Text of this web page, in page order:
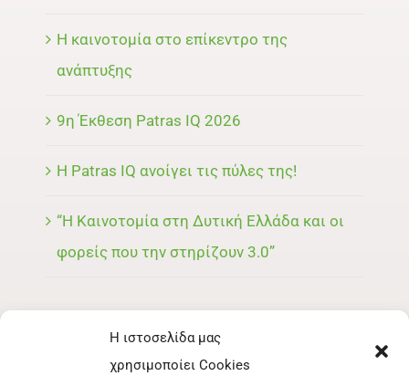
Η ιστοσελίδα μας
χρησιμοποίει Cookies
Η καινοτομία στο επίκεντρο της
ανάπτυξης
9η Έκθεση Patras IQ 2026
Η Patras IQ ανοίγει τις πύλες της!
“Η Καινοτομία στη Δυτική Ελλάδα και οι
φορείς που την στηρίζουν 3.0”